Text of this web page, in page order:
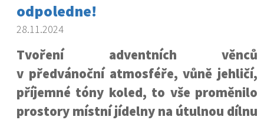
odpoledne!
28.11.2024
Tvoření adventních věnců
v předvánoční atmosféře, vůně jehličí,
příjemné tóny koled, to vše proměnilo
prostory místní jídelny na útulnou dílnu